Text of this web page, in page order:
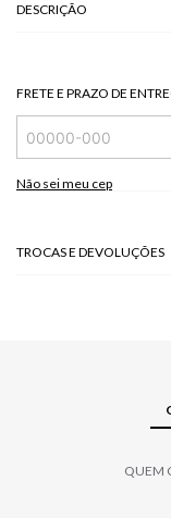
DESCRIÇÃO
97% ALGODAO 3%
FRETE E PRAZO DE
Não sei meu cep
TROCAS E DEVOLUÇÕES
QUEM